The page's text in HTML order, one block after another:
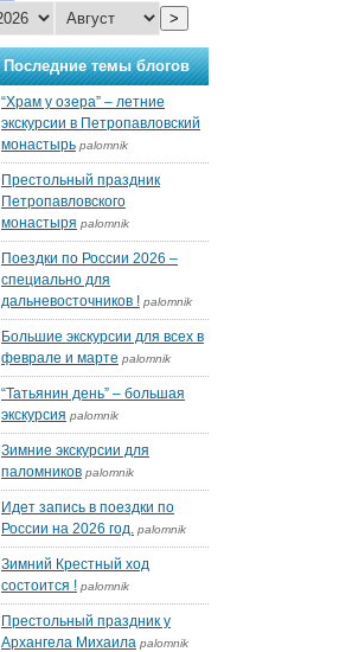
>
Последние темы блогов
“Храм у озера” – летние
экскурсии в Петропавловский
монастырь palomnik
Престольный праздник
Петропавловского
монастыря palomnik
Поездки по России 2026 –
специально для
дальневосточников ! palomnik
Большие экскурсии для всех в
феврале и марте palomnik
“Татьянин день” – большая
экскурсия palomnik
Зимние экскурсии для
паломников palomnik
Идет запись в поездки по
России на 2026 год. palomnik
Зимний Крестный ход
состоится ! palomnik
Престольный праздник у
Архангела Михаила palomnik